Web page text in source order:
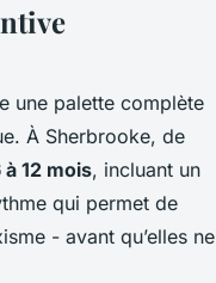
une palette complète
À Sherbrooke, de
12 mois, incluant un
qui permet de
- avant qu’elles ne